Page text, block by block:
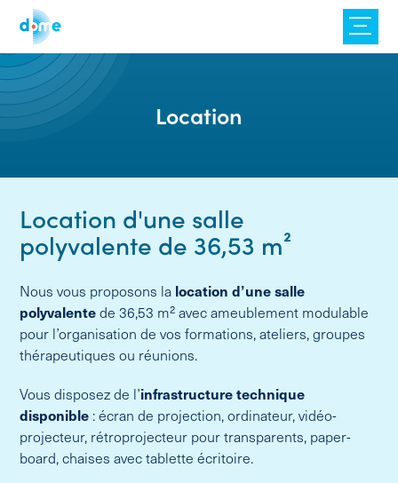
content
Location
Location d'une salle
polyvalente de 36,53 m²
Nous vous proposons la location d’une salle
polyvalentede 36,53 m² avec ameublement modulable
pour l’organisation de vos formations, ateliers, groupes
thérapeutiques ou réunions.
Vous disposez de l’infrastructure technique
disponible : écran de projection, ordinateur, vidéo-
projecteur, rétroprojecteur pour transparents, paper-
board, chaises avec tablette écritoire.